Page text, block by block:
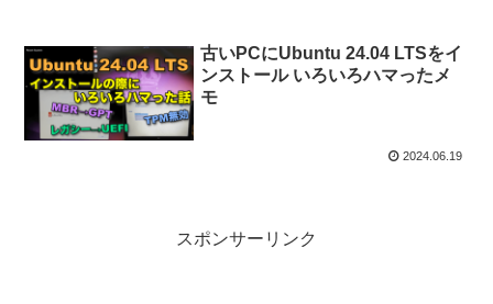
古いPCにUbuntu 24.04 LTSをイ
ンストール いろいろハマったメ
モ
2024.06.19
スポンサーリンク